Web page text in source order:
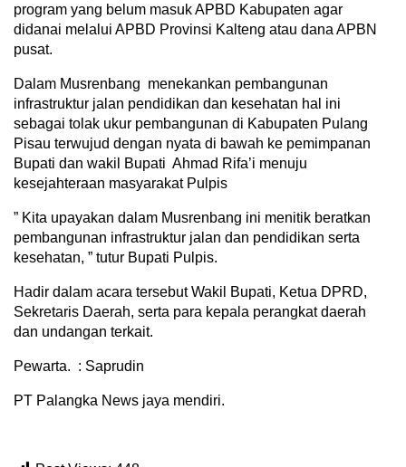
program yang belum masuk APBD Kabupaten agar
didanai melalui APBD Provinsi Kalteng atau dana APBN
pusat.
Dalam Musrenbang menekankan pembangunan
infrastruktur jalan pendidikan dan kesehatan hal ini
sebagai tolak ukur pembangunan di Kabupaten Pulang
Pisau terwujud dengan nyata di bawah ke pemimpanan
Bupati dan wakil Bupati Ahmad Rifa’i menuju
kesejahteraan masyarakat Pulpis
” Kita upayakan dalam Musrenbang ini menitik beratkan
pembangunan infrastruktur jalan dan pendidikan serta
kesehatan, ” tutur Bupati Pulpis.
Hadir dalam acara tersebut Wakil Bupati, Ketua DPRD,
Sekretaris Daerah, serta para kepala perangkat daerah
dan undangan terkait.
Pewarta. : Saprudin
PT Palangka News jaya mendiri.